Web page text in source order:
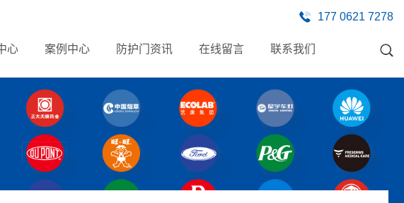
177 0621 7278
心 案例中心 防护门资讯 在线留言 联系我们